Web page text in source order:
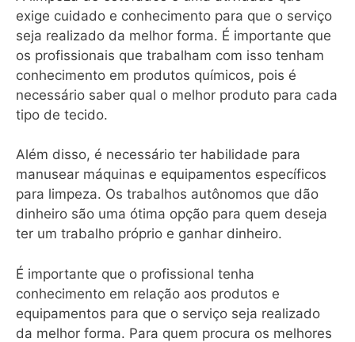
exige cuidado e conhecimento para que o serviço
seja realizado da melhor forma. É importante que
os profissionais que trabalham com isso tenham
conhecimento em produtos químicos, pois é
necessário saber qual o melhor produto para cada
tipo de tecido.
Além disso, é necessário ter habilidade para
manusear máquinas e equipamentos específicos
para limpeza. Os trabalhos autônomos que dão
dinheiro são uma ótima opção para quem deseja
ter um trabalho próprio e ganhar dinheiro.
É importante que o profissional tenha
conhecimento em relação aos produtos e
equipamentos para que o serviço seja realizado
da melhor forma. Para quem procura os melhores